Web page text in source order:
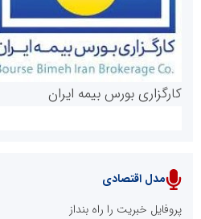
پایگاه خبری نهضت ملی مسکن
کارگزاری بورس بیمه ایران
مدل اقتصادی
پروفایل خبریت را راه بنداز